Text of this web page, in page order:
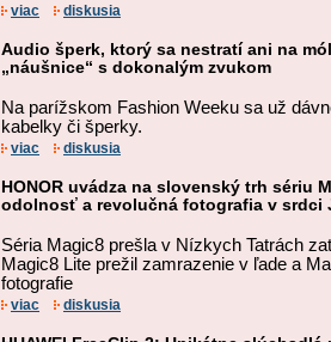
viac diskusia
Audio šperk, ktorý sa nestratí ani na
„náušnice“ s dokonalým zvukom
Na parížskom Fashion Weeku sa už
kabelky či šperky.
viac diskusia
HONOR uvádza na slovenský trh sériu
odolnosť a revolučná fotografia v srdci
Séria Magic8 prešla v Nízkych Tatrách
Magic8 Lite prežil zamrazenie v ľade a
fotografie
viac diskusia